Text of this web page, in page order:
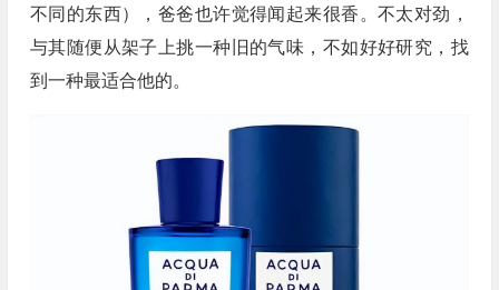
不同的东西），爸爸也许觉得闻起来很香。不太对劲，
与其随便从架子上挑一种旧的气味，不如好好研究，找
到一种最适合他的。